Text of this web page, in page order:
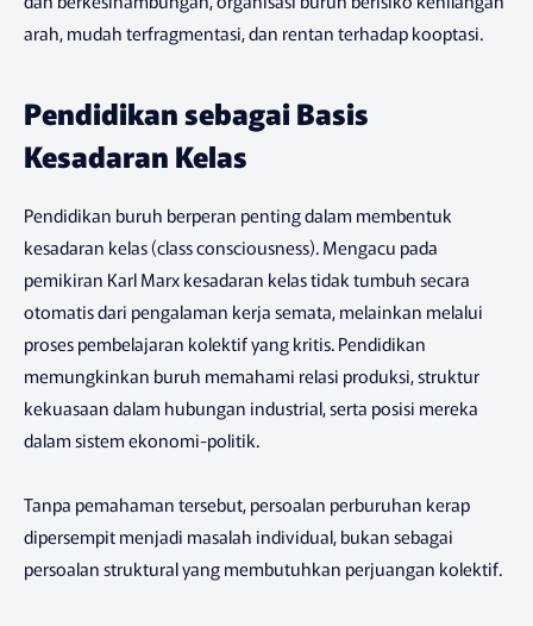
arah, mudah terfragmentasi, dan rentan terhadap kooptasi.
Pendidikan sebagai Basis
Kesadaran Kelas
Pendidikan buruh berperan penting dalam membentuk
kesadaran kelas (class consciousness). Mengacu pada
pemikiran Karl Marx kesadaran kelas tidak tumbuh secara
otomatis dari pengalaman kerja semata, melainkan melalui
proses pembelajaran kolektif yang kritis. Pendidikan
memungkinkan buruh memahami relasi produksi, struktur
kekuasaan dalam hubungan industrial, serta posisi mereka
dalam sistem ekonomi-politik.
Tanpa pemahaman tersebut, persoalan perburuhan kerap
dipersempit menjadi masalah individual, bukan sebagai
persoalan struktural yang membutuhkan perjuangan kolektif.